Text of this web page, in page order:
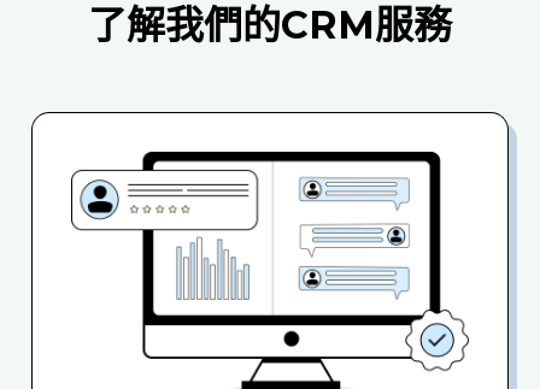
了解我們的CRM服務